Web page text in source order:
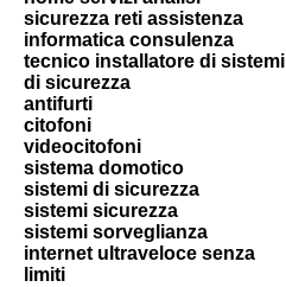
sicurezza reti assistenza
informatica consulenza
tecnico installatore di sistemi
di sicurezza
antifurti
citofoni
videocitofoni
sistema domotico
sistemi di sicurezza
sistemi sicurezza
sistemi sorveglianza
internet ultraveloce senza
limiti